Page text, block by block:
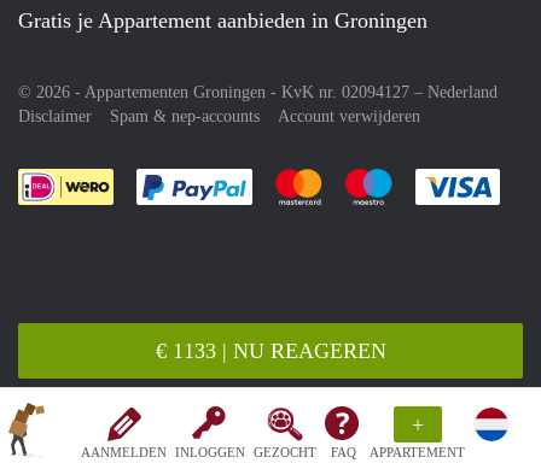
AANMELDEN INLOGGEN GEZOCHT FAQ
+
APPARTEMENT
€ 1133 | NU REAGEREN
Gratis je Appartement aanbieden in Groningen
© 2026 - Appartementen Groningen - KvK nr. 02094127 – Nederland
Disclaimer
Spam & nep-accounts Account verwijderen
Je rekent gemakkelijk af met Paypal
Je rekent gemakkelijk af met
Je rekent